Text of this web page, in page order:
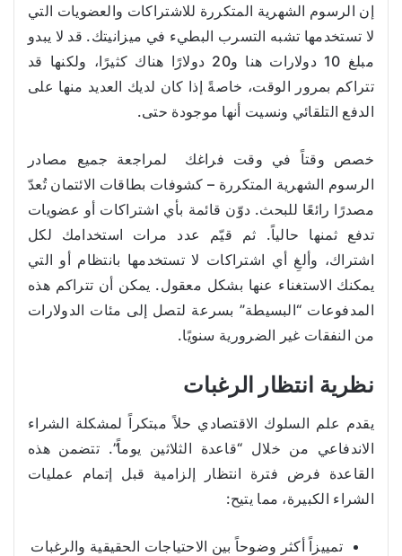
إن الرسوم الشهرية المتكررة للاشتراكات والعضويات التي
لا تستخدمها تشبه التسرب البطيء في ميزانيتك. قد لا يبدو
مبلغ 10 دولارات هنا و20 دولارًا هناك كثيرًا، ولكنها قد
تتراكم بمرور الوقت، خاصةً إذا كان لديك العديد منها على
الدفع التلقائي ونسيت أنها موجودة حتى.
خصص وقتاً في وقت فراغك لمراجعة جميع مصادر
الرسوم الشهرية المتكررة – كشوفات بطاقات الائتمان تُعدّ
مصدرًا رائعًا للبحث. دوّن قائمة بأي اشتراكات أو عضويات
تدفع ثمنها حالياً. ثم قيّم عدد مرات استخدامك لكل
اشتراك، وألغِ أي اشتراكات لا تستخدمها بانتظام أو التي
يمكنك الاستغناء عنها بشكل معقول. يمكن أن تتراكم هذه
المدفوعات “البسيطة” بسرعة لتصل إلى مئات الدولارات
من النفقات غير الضرورية سنويًا.
نظرية انتظار الرغبات
يقدم علم السلوك الاقتصادي حلاً مبتكراً لمشكلة الشراء
الاندفاعي من خلال “قاعدة الثلاثين يوماً”. تتضمن هذه
القاعدة فرض فترة انتظار إلزامية قبل إتمام عمليات
الشراء الكبيرة، مما يتيح:
تمييزاً أكثر وضوحاً بين الاحتياجات الحقيقية والرغبات